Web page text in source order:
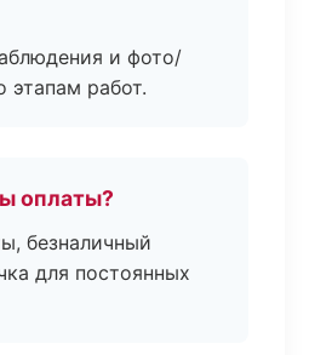
и фото/
этапам работ.
оплаты?
безналичный
для постоянных